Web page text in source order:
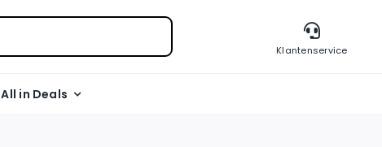
Klantenservice
All in Deals